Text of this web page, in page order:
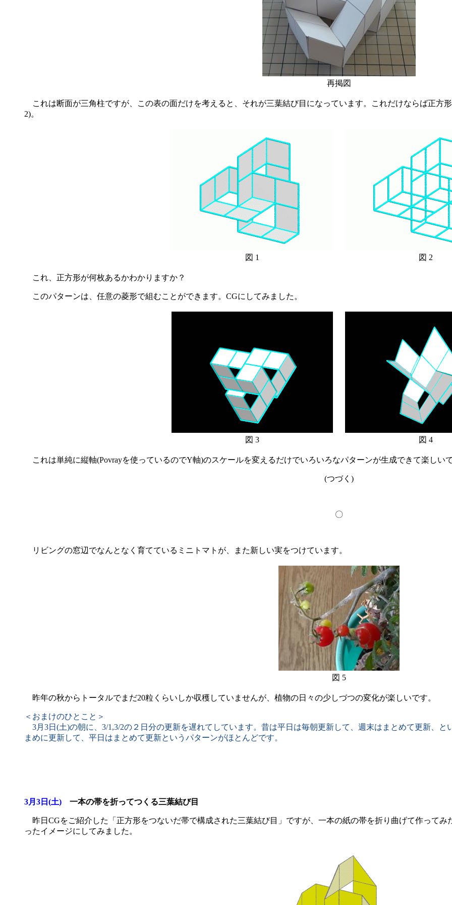
再掲図
これは断面が三角柱ですが、この表の面だけを考えると、それが三葉結び目になっています。これだけならば正方
2)。
図 1 図 2
これ、正方形が何枚あるかわかりますか？
このパターンは、任意の菱形で組むことができます。CGにしてみました。
図 3 図 4
これは単純に縦軸(Povrayを使っているのでY軸)のスケールを変えるだけでいろいろなパターンが生成できて楽しい
(つづく)
〇
リビングの窓辺でなんとなく育てているミニトマトが、また新しい実をつけています。
図 5
昨年の秋からトータルでまだ20粒くらいしか収穫していませんが、植物の日々の少しづつの変化が楽しいです。
＜おまけのひとこと＞
3月3日(土)の朝に、3/1,3/2の２日分の更新を遅れてしています。昔は平日は毎朝更新して、週末はまとめて更新、
まめに更新して、平日はまとめて更新というパターンがほとんどです。
3月3日(土) 一本の帯を折ってつくる三葉結び目
昨日CGをご紹介した「正方形をつないだ帯で構成された三葉結び目」ですが、一本の紙の帯を折り曲げて作って
ったイメージにしてみました。